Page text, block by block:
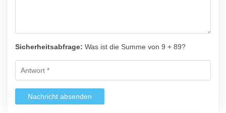
Sicherheitsabfrage: Was ist die Summe von 9 + 89?
Nachricht absenden